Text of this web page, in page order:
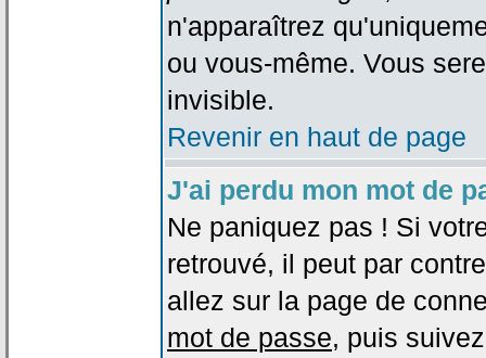
n'apparaîtrez
ou vous-même. Vous
invisible.
Revenir en haut de page
J'ai perdu mon mot de
Ne paniquez pas ! Si
retrouvé, il peut par
allez sur la page de
mot de passe, puis